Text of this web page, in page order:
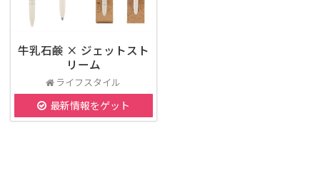
牛乳石鹸 × ジェットスト
リーム
ライフスタイル
最新情報をゲット